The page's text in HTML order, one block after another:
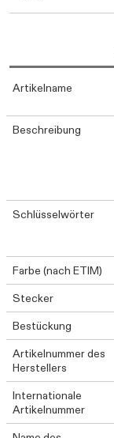
Artikelname
Beschreibung
Schlüsselwörter
Farbe (nach ETIM)
Stecker
Bestückung
Artikelnummer des
Herstellers
Internationale
Artikelnummer